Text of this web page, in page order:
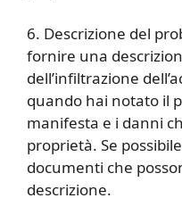
6. Descrizione del
fornire una
dell’infiltrazione
quando hai notato il
manifesta e i danni
proprietà. Se
documenti che
descrizione.